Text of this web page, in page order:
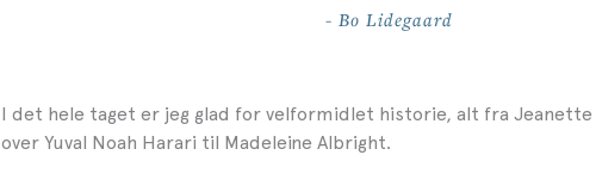
- Bo Lidegaard
I det hele taget er jeg glad for velformidlet historie, alt fra Jeanette
over Yuval Noah Harari til Madeleine Albright.